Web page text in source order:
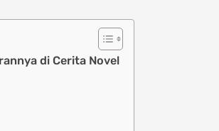
di Cerita Novel